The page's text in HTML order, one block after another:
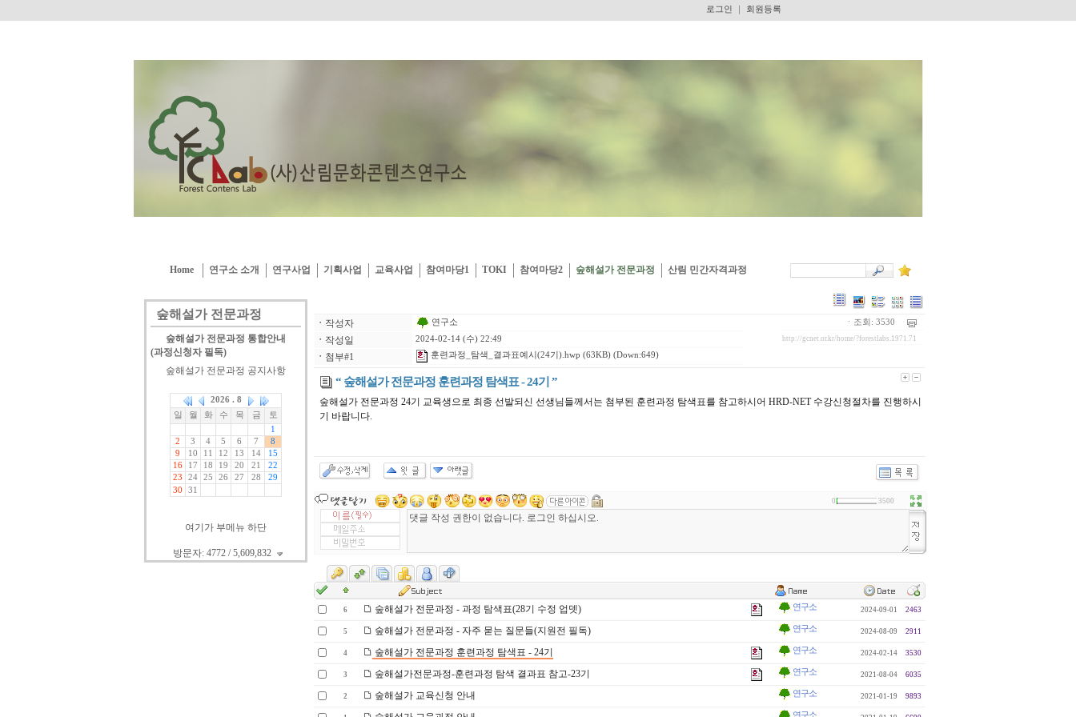
Home 연구소 소개 연구사업 기획사업 교육사업 참여마당1 TOKI 참여마당2 숲해설가 전문과정 산림 민간자격과정
숲해설가 전문과정
숲해설가 전문과정 통합안내
(과정신청자 필독)
숲해설가 전문과정 공지사항
여기가 부메뉴 하단
방문자: 4772 / 5,609,832
ㆍ 작성자 연구소
ㆍ 작성일 2024-02-14 (수) 22:49
ㆍ 첨부#1 훈련과정_탐색_결과표예시(24기).hwp (63KB) (Down:649)
ㆍ조회: 3530
http://gcnet.or.kr/home/?forestlabs.1971.71
“ 숲해설가 전문과정 훈련과정 탐색표 - 24기 ”
숲해설가 전문과정 24기 교육생으로 최종 선발되신 선생님들께서는 첨부된 훈련과정 탐색표를 참고하시어 HRD-NET 수강신청절차를 진행하시
기 바랍니다.
0 3500
6 숲해설가 전문과정 - 과정 탐색표(28기 수정 업뎃) 연구소 2024-09-01 2463
5 숲해설가 전문과정 - 자주 묻는 질문들(지원전 필독) 연구소 2024-08-09 2911
4 숲해설가 전문과정 훈련과정 탐색표 - 24기 연구소 2024-02-14 3530
3 숲해설가전문과정-훈련과정 탐색 결과표 참고-23기 연구소 2021-08-04 6035
2 숲해설가 교육신청 안내 연구소 2021-01-19 9893
연구소
로그인 회원등록